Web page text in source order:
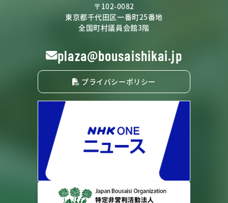
〒102-0082
東京都千代田区一番町25番地
全国町村議員会館3階
plaza@bousaishikai.jp
プライバシーポリシー